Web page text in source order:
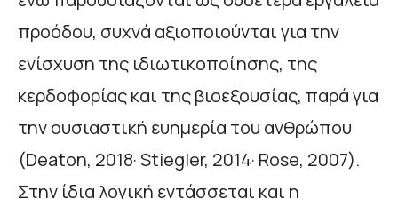
προόδου, συχνά αξιοποιούνται για την
ενίσχυση της ιδιωτικοποίησης, της
κερδοφορίας και της βιοεξουσίας, παρά για
την ουσιαστική ευημερία του ανθρώπου
(Deaton, 2018· Stiegler, 2014· Rose, 2007).
Στην ίδια λογική εντάσσεται και η